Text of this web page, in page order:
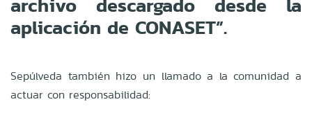
aplicación de CONASET”.
Sepúlveda también hizo un llamado a la comunidad a
actuar con responsabilidad: